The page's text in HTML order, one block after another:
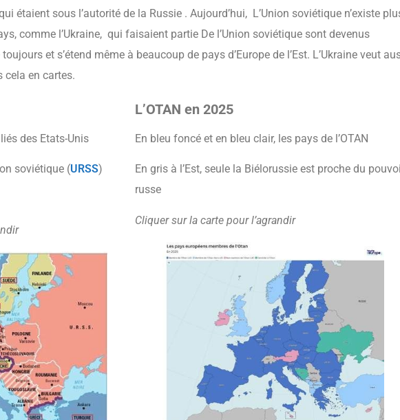
étaient sous l’autorité de la Russie . Aujourd’hui, L’Union soviétique n’existe
comme l’Ukraine, qui faisaient partie De l’Union soviétique sont devenus
et s’étend même à beaucoup de pays d’Europe de l’Est. L’Ukraine veut
cela en cartes.
des Etats-Unis
soviétique (URSS)
L’OTAN en 2025
En bleu foncé et en bleu clair, les pays de l’OTAN
En gris à l’Est, seule la Biélorussie est proche du
russe
Cliquer sur la carte pour l’agrandir